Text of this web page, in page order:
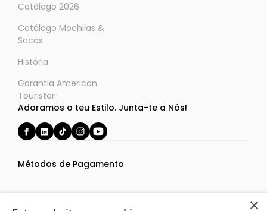
Catálogo 2026
Catálogo Mochilas &
Sacos
História
Garantia American
Tourister
Adoramos o teu Estilo. Junta-te a Nós!
Métodos de Pagamento
×